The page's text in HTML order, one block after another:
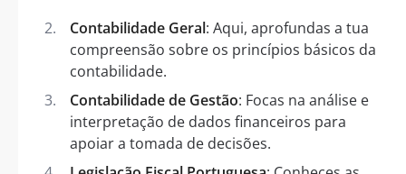
Contabilidade Geral: Aqui, aprofundas a tua
compreensão sobre os princípios básicos da
contabilidade.
Contabilidade de Gestão: Focas na análise e
interpretação de dados financeiros para
apoiar a tomada de decisões.